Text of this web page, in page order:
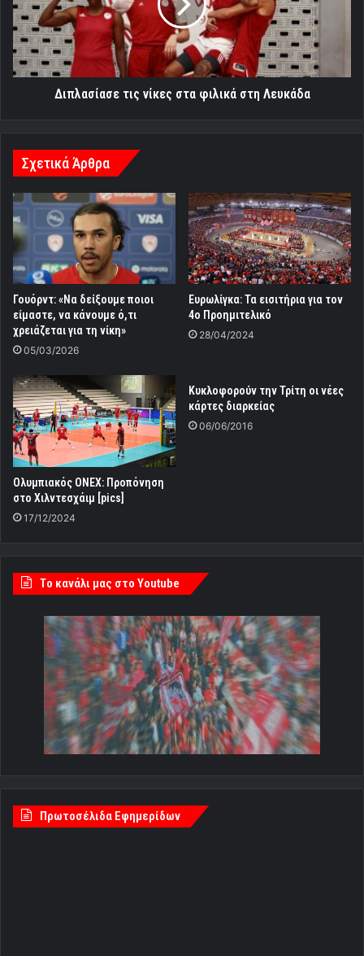
φιλικά
στη
Λευκάδα
Διπλασίασε τις νίκες στα φιλικά στη Λευκάδα
Σχετικά Άρθρα
Γουόρντ: «Να δείξουμε ποιοι
είμαστε, να κάνουμε ό,τι
χρειάζεται για τη νίκη»
05/03/2026
Eυρωλίγκα: Τα εισιτήρια για τον
4ο Προημιτελικό
28/04/2024
Ολυμπιακός ONEX: Προπόνηση
στο Χιλντεσχάιμ [pics]
17/12/2024
Κυκλοφορούν την Τρίτη οι νέες
κάρτες διαρκείας
06/06/2016
Tο κανάλι μας στο Youtube
Πρωτοσέλιδα Εφημερίδων